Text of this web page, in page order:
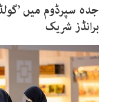
برانڈز شریک